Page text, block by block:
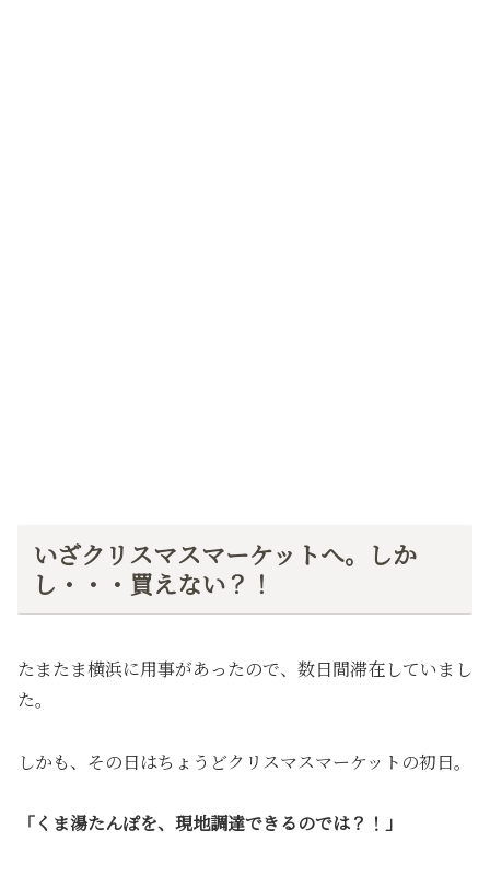
いざクリスマスマーケットへ。しか
し・・・買えない？！
たまたま横浜に用事があったので、数日間滞在していまし
た。
しかも、その日はちょうどクリスマスマーケットの初日。
「くま湯たんぽを、現地調達できるのでは？！」